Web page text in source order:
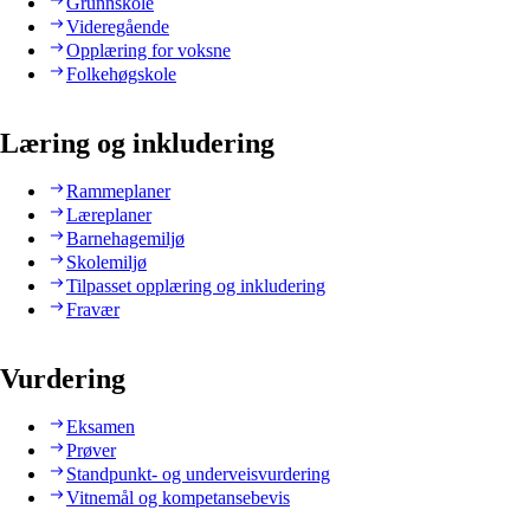
Videregående
Opplæring for voksne
Folkehøgskole
Læring og inkludering
Rammeplaner
Læreplaner
Barnehagemiljø
Skolemiljø
Tilpasset opplæring og inkludering
Fravær
Vurdering
Eksamen
Prøver
Standpunkt- og underveisvurdering
Vitnemål og kompetansebevis